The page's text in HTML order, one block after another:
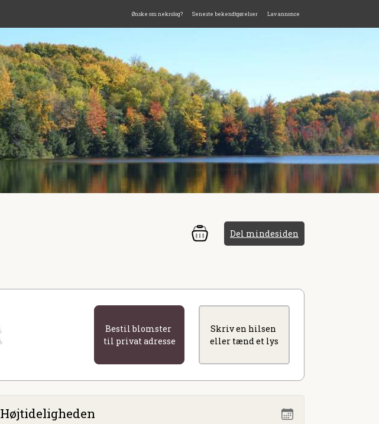
Ønske om nekrolog? Seneste bekendtgørelser Lav annonce
Del mindesiden
Bestil blomster
til privat adresse
Skriv en hilsen
eller tænd et lys
Højtideligheden